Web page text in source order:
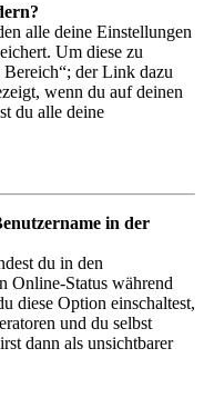
alle deine Einstellungen
Um diese zu
Bereich“; der Link dazu
wenn du auf deinen
du alle deine
in der
du in den
Online-Status während
diese Option einschaltest,
und du selbst
dann als unsichtbarer